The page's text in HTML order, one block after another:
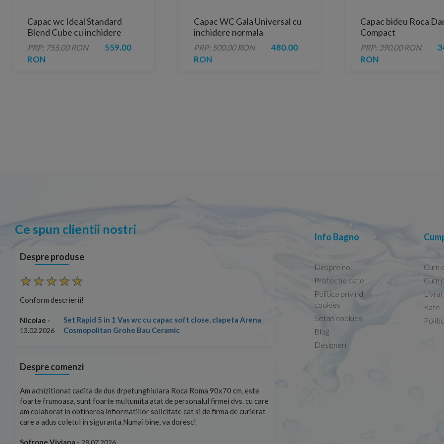
Capac wc Ideal Standard
Blend Cube cu inchidere
lenta
PRP: 755.00 RON
559.00
RON
Capac WC Gala Universal cu
inchidere normala
PRP: 500.00 RON
480.00
RON
Capac bideu Roca
Compact
PRP: 390.00 RON
RON
Ce spun clientii nostri
Despre produse
Conform descrierii!
Nicolae -
13.02.2026
Set Rapid 5 in 1 Vas wc cu capac soft close, clapeta Arena
Cosmopolitan Grohe Bau Ceramic
Conform descrierii!
13.02.2026
Despre comenzi
Am achizitionat cadita de dus drpetunghiulara Roca Roma 90x70 cm, este
foarte frumoasa, sunt foarte multumita atat de personalul firmei dvs. cu care
am colaborat in obtinerea infiormatiilor solicitate cat si de firma de curierat
care a adus coletul in siguranta.Numai bine, va doresc!
Sofrone Viviana - 28.07.2026
Info Bagno
Despre noi
Protectie date
Politica privind
cookies
Setari cookies
Blog
Designeri
Cum
Cum
Rate